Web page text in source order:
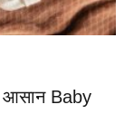
आसान Baby